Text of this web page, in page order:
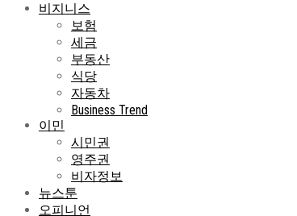
비지니스
보험
세금
부동산
식당
자동차
Business Trend
이민
시민권
영주권
비자정보
뉴스툰
오피니언